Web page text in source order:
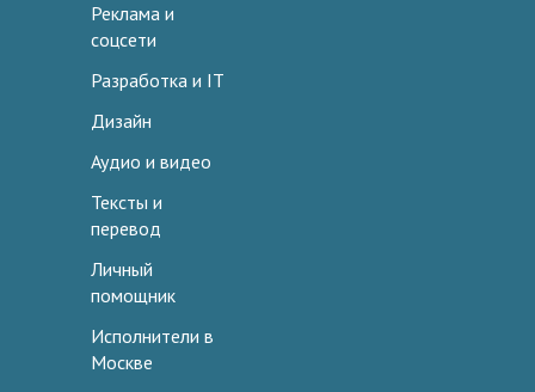
Реклама и
соцсети
Разработка и IT
Дизайн
Аудио и видео
Тексты и
перевод
Личный
помощник
Исполнители в
Москве